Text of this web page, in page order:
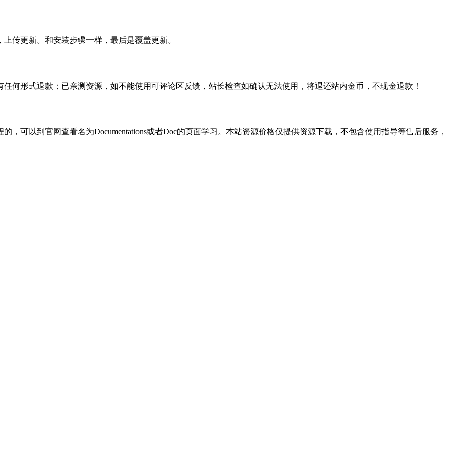
传更新。和安装步骤一样，最后是覆盖更新。
何形式退款；已亲测资源，如不能使用可评论区反馈，站长检查如确认无法使用，将退还站内金币，不现金退款！
，可以到官网查看名为Documentations或者Doc的页面学习。本站资源价格仅提供资源下载，不包含使用指导等售后服务，